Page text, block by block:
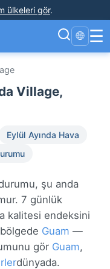
ülkeleri gör.
🌐 ☰
Village,
Eylül Ayında Hava
şu anda
7 günlük
kalitesi endeksini
Guam —
gör Guam,
dünyada.